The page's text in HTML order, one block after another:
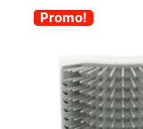
-30%
Promo!